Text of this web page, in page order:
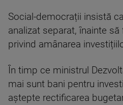
Social-democrații insistă
analizat separat, înainte
privind amânarea
În timp ce ministrul
mai sunt bani pentru
aștepte rectificarea